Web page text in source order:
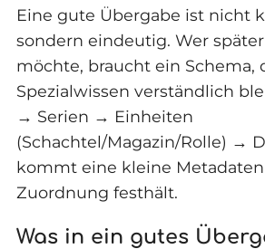
Eine gute Übergabe ist nicht
sondern eindeutig. Wer
möchte, braucht ein Schema,
Spezialwissen verständlich
→ Serien → Einheiten
(Schachtel/Magazin/Rolle) →
kommt eine kleine
Zuordnung festhält.
Was in ein gutes